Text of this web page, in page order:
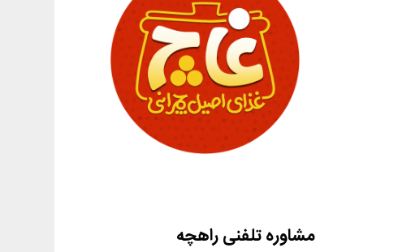
مشاوره تلفنی راهچه